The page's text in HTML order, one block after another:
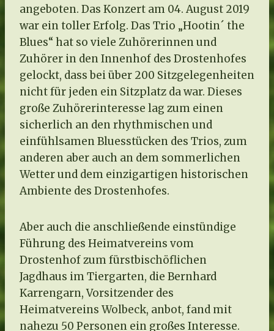
angeboten. Das Konzert am 04. August 2019
war ein toller Erfolg. Das Trio „Hootin´ the
Blues“ hat so viele Zuhörerinnen und
Zuhörer in den Innenhof des Drostenhofes
gelockt, dass bei über 200 Sitzgelegenheiten
nicht für jeden ein Sitzplatz da war. Dieses
große Zuhörerinteresse lag zum einen
sicherlich an den rhythmischen und
einfühlsamen Bluesstücken des Trios, zum
anderen aber auch an dem sommerlichen
Wetter und dem einzigartigen historischen
Ambiente des Drostenhofes.
Aber auch die anschließende einstündige
Führung des Heimatvereins vom
Drostenhof zum fürstbischöflichen
Jagdhaus im Tiergarten, die Bernhard
Karrengarn, Vorsitzender des
Heimatvereins Wolbeck, anbot, fand mit
nahezu 50 Personen ein großes Interesse.